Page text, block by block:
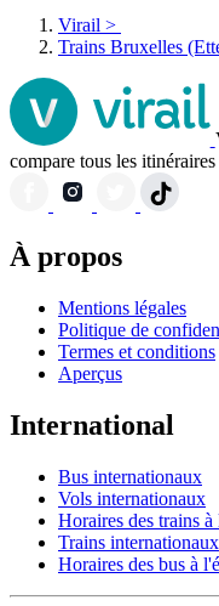
Virail >
Trains Bruxelles
compare tous les
À propos
Mentions légales
Politique de
Termes et conditions
Aperçus
International
Bus internationaux
Vols internationaux
Horaires des trains à
Trains internationaux
Horaires des bus à